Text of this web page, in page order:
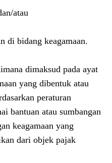
atau
di bidang keagamaan.
dimaksud pada ayat
yang dibentuk atau
peraturan
bantuan atau sumbangan
keagamaan yang
dari objek pajak